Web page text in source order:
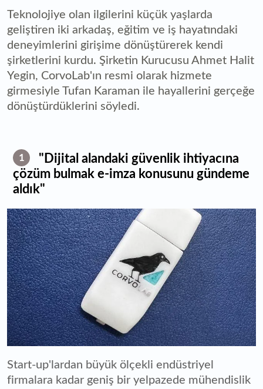
Teknolojiye olan ilgilerini küçük yaşlarda
geliştiren iki arkadaş, eğitim ve iş hayatındaki
deneyimlerini girişime dönüştürerek kendi
şirketlerini kurdu. Şirketin Kurucusu Ahmet Halit
Yegin, CorvoLab'ın resmi olarak hizmete
girmesiyle Tufan Karaman ile hayallerini gerçeğe
dönüştürdüklerini söyledi.
1
"Dijital alandaki güvenlik ihtiyacına
çözüm bulmak e-imza konusunu gündeme
aldık"
Start-up'lardan büyük ölçekli endüstriyel
firmalara kadar geniş bir yelpazede mühendislik